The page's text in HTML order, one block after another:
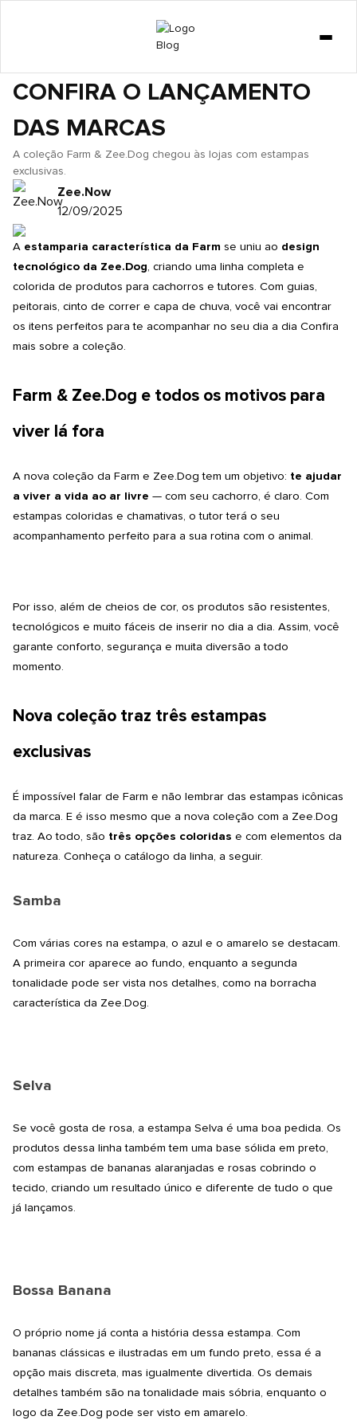
CURIOSIDADES
COMPORTAMENTO
CACHORRO
COLEÇÃO FARM & ZEE.DOG:
CONFIRA O LANÇAMENTO
DAS MARCAS
A coleção Farm & Zee.Dog chegou às lojas com estampas
exclusivas.
Zee.Now
12/09/2025
A estamparia característica da Farm se uniu ao design
tecnológico da Zee.Dog, criando uma linha completa e
colorida de produtos para cachorros e tutores. Com guias,
peitorais, cinto de correr e capa de chuva, você vai encontrar
os itens perfeitos para te acompanhar no seu dia a dia Confira
mais sobre a coleção.
Farm & Zee.Dog e todos os motivos para
viver lá fora
A nova coleção da Farm e Zee.Dog tem um objetivo: te ajudar
a viver a vida ao ar livre — com seu cachorro, é claro. Com
estampas coloridas e chamativas, o tutor terá o seu
acompanhamento perfeito para a sua rotina com o animal.
Por isso, além de cheios de cor, os produtos são resistentes,
tecnológicos e muito fáceis de inserir no dia a dia. Assim, você
garante conforto, segurança e muita diversão a todo
momento.
Nova coleção traz três estampas
exclusivas
É impossível falar de Farm e não lembrar das estampas icônicas
da marca. E é isso mesmo que a nova coleção com a Zee.Dog
traz. Ao todo, são três opções coloridas e com elementos da
natureza. Conheça o catálogo da linha, a seguir.
Samba
Com várias cores na estampa, o azul e o amarelo se destacam.
A primeira cor aparece ao fundo, enquanto a segunda
tonalidade pode ser vista nos detalhes, como na borracha
característica da Zee.Dog.
Selva
Se você gosta de rosa, a estampa Selva é uma boa pedida. Os
produtos dessa linha também tem uma base sólida em preto,
com estampas de bananas alaranjadas e rosas cobrindo o
tecido, criando um resultado único e diferente de tudo o que
já lançamos.
Bossa Banana
O próprio nome já conta a história dessa estampa. Com
bananas clássicas e ilustradas em um fundo preto, essa é a
opção mais discreta, mas igualmente divertida. Os demais
detalhes também são na tonalidade mais sóbria, enquanto o
logo da Zee.Dog pode ser visto em amarelo.